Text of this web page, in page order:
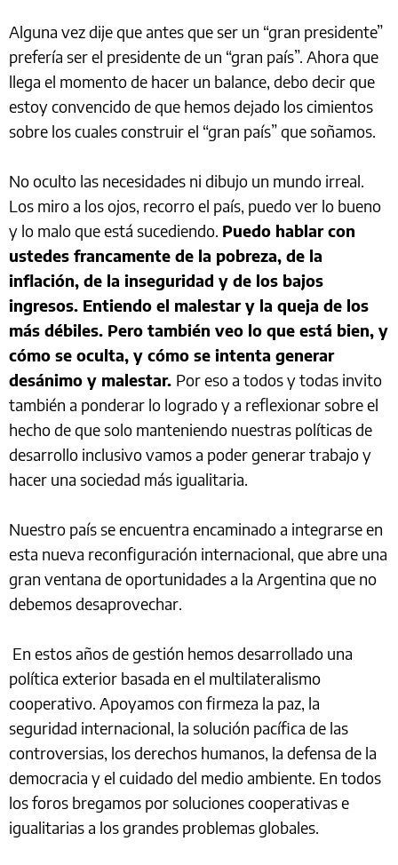
Alguna vez dije que antes que ser un “gran presidente”
prefería ser el presidente de un “gran país”. Ahora que
llega el momento de hacer un balance, debo decir que
estoy convencido de que hemos dejado los cimientos
sobre los cuales construir el “gran país” que soñamos.
No oculto las necesidades ni dibujo un mundo irreal.
Los miro a los ojos, recorro el país, puedo ver lo bueno
y lo malo que está sucediendo. Puedo hablar con
ustedes francamente de la pobreza, de la
inflación, de la inseguridad y de los bajos
ingresos. Entiendo el malestar y la queja de los
más débiles. Pero también veo lo que está bien, y
cómo se oculta, y cómo se intenta generar
desánimo y malestar. Por eso a todos y todas invito
también a ponderar lo logrado y a reflexionar sobre el
hecho de que solo manteniendo nuestras políticas de
desarrollo inclusivo vamos a poder generar trabajo y
hacer una sociedad más igualitaria.
Nuestro país se encuentra encaminado a integrarse en
esta nueva reconfiguración internacional, que abre una
gran ventana de oportunidades a la Argentina que no
debemos desaprovechar.
En estos años de gestión hemos desarrollado una
política exterior basada en el multilateralismo
cooperativo. Apoyamos con firmeza la paz, la
seguridad internacional, la solución pacífica de las
controversias, los derechos humanos, la defensa de la
democracia y el cuidado del medio ambiente. En todos
los foros bregamos por soluciones cooperativas e
igualitarias a los grandes problemas globales.